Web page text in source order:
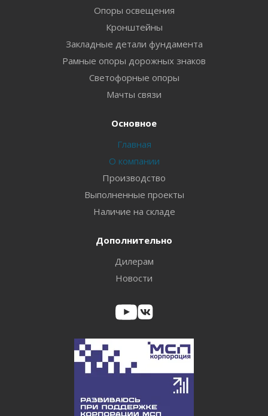
Опоры освещения
Кронштейны
Закладные детали фундамента
Рамные опоры дорожных знаков
Светофорные опоры
Мачты связи
Основное
Главная
О компании
Производство
Выполненные проекты
Наличие на складе
Дополнительно
Дилерам
Новости